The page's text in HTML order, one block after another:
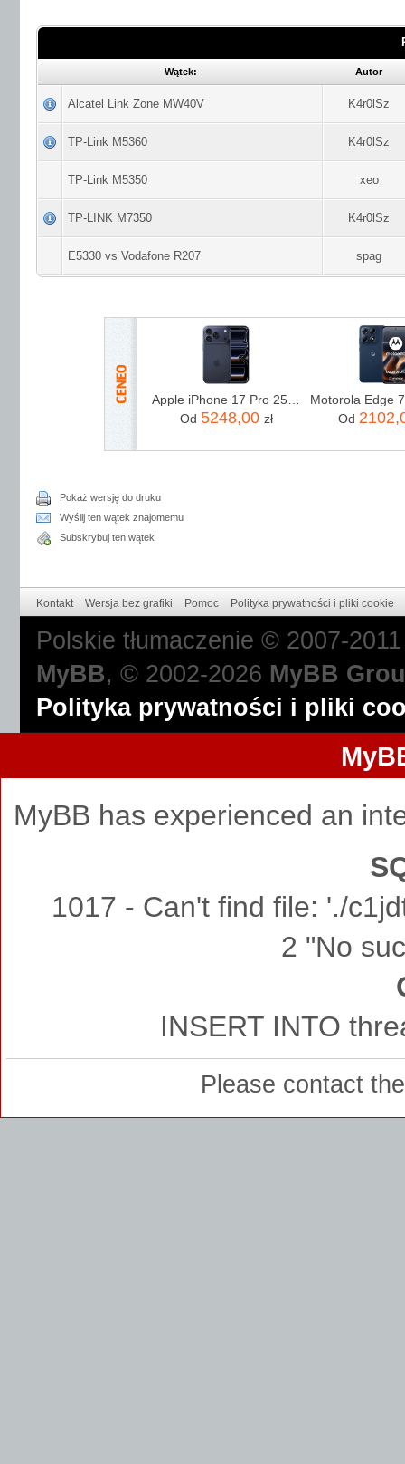
Wątek: Autor
Alcatel Link Zone MW40V K4r0lSz
TP-Link M5360 K4r0lSz
TP-Link M5350 xeo
TP-LINK M7350 K4r0lSz
E5330 vs Vodafone R207 spag
Apple iPhone 17 Pro 256GB Głębinowy błękit
Od 5248,00 zł Od
Pokaż wersję do druku
Wyślij ten wątek znajomemu
Subskrybuj ten wątek
Kontakt Wersja bez grafiki Pomoc Polityka prywatności i pliki cookie
Polskie tłumaczenie © 2007-
MyBB, © 2002-2026 MyBB
Polityka prywatności i pliki
MyBB has experienced an
1017 - Can't find file: './
2 "No
INSERT INTO
Please contact